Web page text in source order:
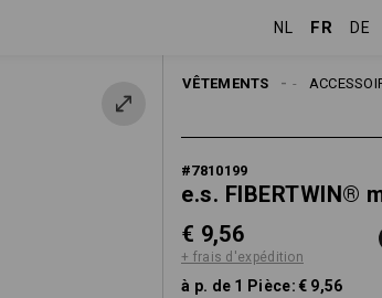
NL FR DE
VÊTEMENTS
HOMMES
#7810199
e.s. FIBERTWIN®
€ 9,56
+ frais d'expédition
à p. de 1 Pièce:€ 9,56